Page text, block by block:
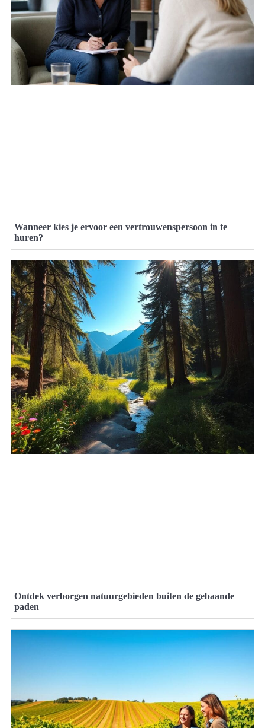
Wanneer kies je ervoor een vertrouwenspersoon in te
huren?
Ontdek verborgen natuurgebieden buiten de gebaande
paden